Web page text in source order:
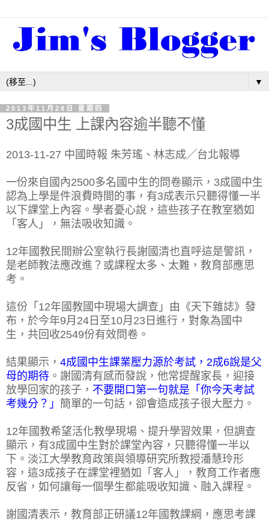
▼
2013年11月28日 星期四
3成國中生 上課內容逾半聽不懂
2013-11-27 中國時報 朱芳瑤、林志成╱台北報導
一份來自國內2500多名國中生的問卷顯示，3成國中生
認為上學是件浪費時間的事，有3成表示只聽得懂一半
以下課堂上內容。學者憂心說，這些孩子在教室猶如
「客人」，無法吸收知識。
12年國教民間辦公室執行長謝國清也直呼這是警訊，
是老師教法應改進？或課程太多、太難，教育部應思
考。
這份「12年國教國中現場大調查」由《天下雜誌》發
布，於今年9月24日至10月23日進行，對象為國中
生，共回收2549份有效問卷。
結果顯示， 4成國中生課業壓力源於考試，2成6說是父
母的期待 。謝國清有感而發說，他常提醒家長，迎接
放學回家的孩子， 不要開口第一句就是「你今天考試
考幾分？」 簡單的一句話，卻會造成孩子很大壓力。
12年國教希望活化教學現場、提升學習效果，但調查
顯示，有3成國中生對於課堂內容，只聽得懂一半以
下。淡江大學教育政策與領導研究所教授潘慧玲形
容，這3成孩子在課堂裡猶如「客人」，教育工作者應
反省，如何讓每一個學生都能吸收知識、融入課程。
謝國清表示，教育部正研議12年國教課綱，應思考課